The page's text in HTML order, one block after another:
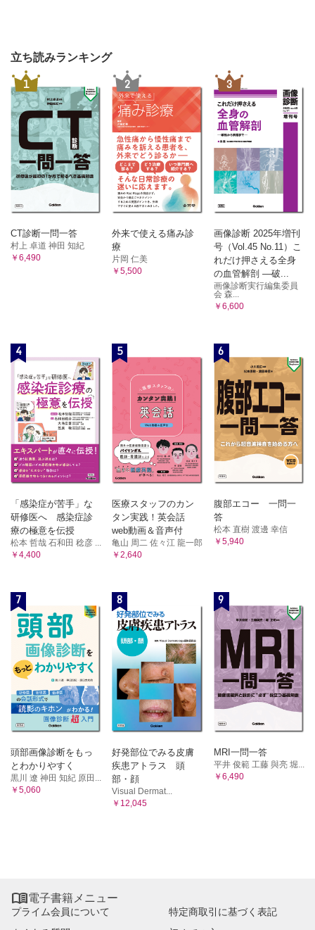
立ち読みランキング
1
CT診断一問一答
村上 卓道 神田 知紀
￥6,490
2
外来で使える痛み診
療
片岡 仁美
￥5,500
3
画像診断 2025年増刊
号（Vol.45 No.11）こ
れだけ押さえる全身
の血管解剖 ―破...
画像診断実行編集委員
会 森...
￥6,600
4
「感染症が苦手」な
研修医へ 感染症診
療の極意を伝授
松本 哲哉 石和田 稔彦 ...
￥4,400
5
医療スタッフのカン
タン実践！英会話
web動画＆音声付
亀山 周二 佐々江 龍一郎
￥2,640
6
腹部エコー 一問一
答
松本 直樹 渡邊 幸信
￥5,940
7
頭部画像診断をもっ
とわかりやすく
黒川 遼 神田 知紀 原田...
￥5,060
8
好発部位でみる皮膚
疾患アトラス 頭
部・顔
Visual Dermat...
￥12,045
9
MRI一問一答
平井 俊範 工藤 與亮 堀...
￥6,490
電子書籍メニュー
プライム会員について
特定商取引に基づく表記